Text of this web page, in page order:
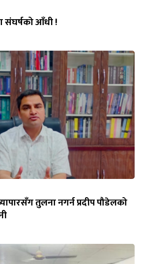
संघर्षको आँधी !
तुलना नगर्न प्रदीप पौडेलको